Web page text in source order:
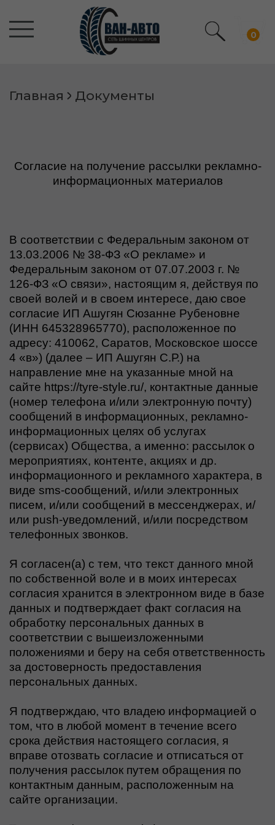
0
Главная Документы
Согласие на получение рассылки рекламно-
информационных материалов
В соответствии с Федеральным законом от
13.03.2006 № 38-ФЗ «О рекламе» и
Федеральным законом от 07.07.2003 г. №
126-ФЗ «О связи», настоящим я, действуя по
своей волей и в своем интересе, даю свое
согласие ИП Ашугян Сюзанне Рубеновне
(ИНН 645328965770), расположенное по
адресу: 410062, Саратов, Московское шоссе
4 «в») (далее – ИП Ашугян С.Р.) на
направление мне на указанные мной на
сайте https://tyre-style.ru/, контактные данные
(номер телефона и/или электронную почту)
сообщений в информационных, рекламно-
информационных целях об услугах
(сервисах) Общества, а именно: рассылок о
мероприятиях, контенте, акциях и др.
информационного и рекламного характера, в
виде sms-сообщений, и/или электронных
писем, и/или сообщений в мессенджерах, и/
или push-уведомлений, и/или посредством
телефонных звонков.
Я согласен(а) с тем, что текст данного мной
по собственной воле и в моих интересах
согласия хранится в электронном виде в базе
данных и подтверждает факт согласия на
обработку персональных данных в
соответствии с вышеизложенными
положениями и беру на себя ответственность
за достоверность предоставления
персональных данных.
Я подтверждаю, что владею информацией о
том, что в любой момент в течение всего
срока действия настоящего согласия, я
вправе отозвать согласие и отписаться от
получения рассылок путем обращения по
контактным данным, расположенным на
сайте организации.